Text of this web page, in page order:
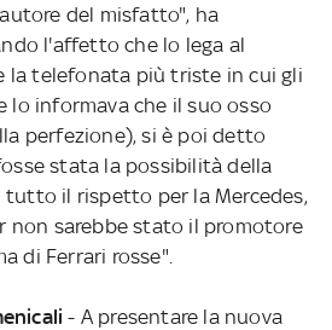
del misfatto", ha
l'affetto che lo lega al
la telefonata più triste in cui gli
lo informava che il suo osso
perfezione), si è poi detto
stata la possibilità della
tutto il rispetto per la Mercedes,
non sarebbe stato il promotore
di Ferrari rosse".
- A presentare la nuova